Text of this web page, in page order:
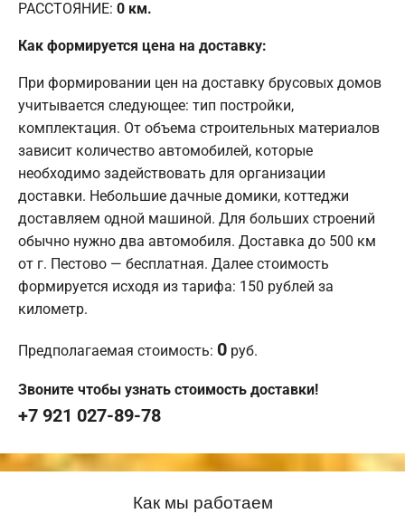
РАССТОЯНИЕ: 0 км.
Как формируется цена на доставку:
При формировании цен на доставку брусовых домов
учитывается следующее: тип постройки,
комплектация. От объема строительных материалов
зависит количество автомобилей, которые
необходимо задействовать для организации
доставки. Небольшие дачные домики, коттеджи
доставляем одной машиной. Для больших строений
обычно нужно два автомобиля. Доставка до 500 км
от г. Пестово — бесплатная. Далее стоимость
формируется исходя из тарифа: 150 рублей за
километр.
Предполагаемая стоимость: 0 руб.
Звоните чтобы узнать стоимость доставки!
+7 921 027-89-78
Как мы работаем